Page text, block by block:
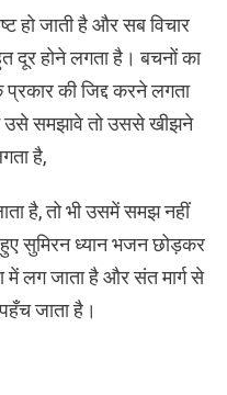
हो जाती है और सब विचार
दूर होने लगता है। बचनों का
की जिद्द करने लगता
उसे समझावे तो उससे खीझने
है,
है, तो भी उसमें समझ नहीं
सुमिरन ध्यान भजन छोड़कर
लग जाता है और संत मार्ग से
जाता है।